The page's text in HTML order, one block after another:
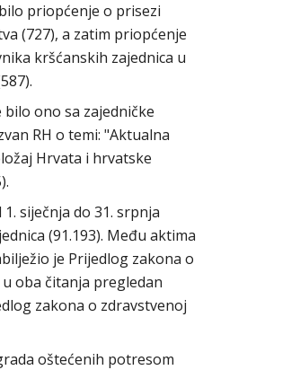
priopćenje o prisezi
(727), a zatim priopćenje
kršćanskih zajednica u
ono sa zajedničke
RH o temi: "Aktualna
Hrvata i hrvatske
siječnja do 31. srpnja
(91.193). Među aktima
je Prijedlog zakona o
oba čitanja pregledan
zakona o zdravstvenoj
oštećenih potresom